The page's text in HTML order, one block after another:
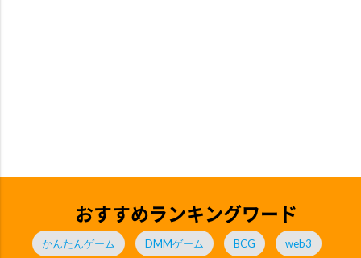
おすすめランキングワード
かんたんゲーム DMMゲーム BCG web3